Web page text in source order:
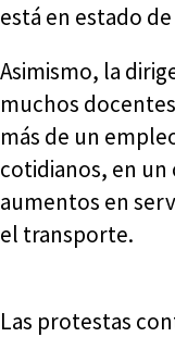
está en estado
Asimismo, la
muchos
más de un
cotidianos, en
aumentos en
el transporte.
Las protestas